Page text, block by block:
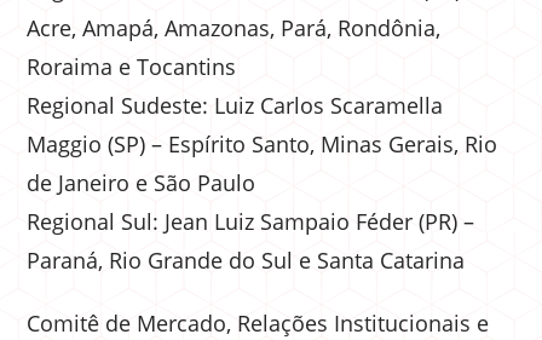
Acre, Amapá, Amazonas, Pará, Rondônia,
Roraima e Tocantins
Regional Sudeste: Luiz Carlos Scaramella
Maggio (SP) – Espírito Santo, Minas Gerais, Rio
de Janeiro e São Paulo
Regional Sul: Jean Luiz Sampaio Féder (PR) –
Paraná, Rio Grande do Sul e Santa Catarina
Comitê de Mercado, Relações Institucionais e